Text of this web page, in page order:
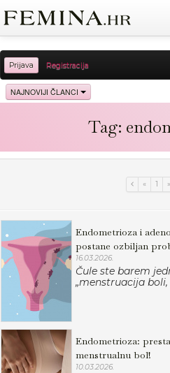
Prijava Registracija
Sreća
Ljubav Relax
NAJNOVIJI ČLANCI
Tag:
« 1 »
Endometrioza i
postane ozbiljan
16.03.2026.
Čule ste barem
„menstruacija boli,
Endometrioza:
menstrualnu bol!
10.03.2026.